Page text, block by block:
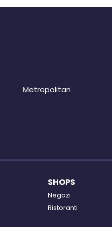
Metropolitan
SHOPS
Negozi
Ristoranti